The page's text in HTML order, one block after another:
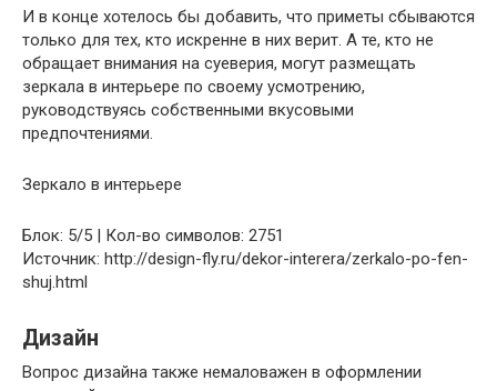
И в конце хотелось бы добавить, что приметы сбываются
только для тех, кто искренне в них верит. А те, кто не
обращает внимания на суеверия, могут размещать
зеркала в интерьере по своему усмотрению,
руководствуясь собственными вкусовыми
предпочтениями.
Зеркало в интерьере
Блок: 5/5 | Кол-во символов: 2751
Источник: http://design-fly.ru/dekor-interera/zerkalo-po-fen-
shuj.html
Дизайн
Вопрос дизайна также немаловажен в оформлении